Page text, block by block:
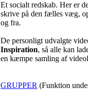
Et socialt redskab. Her er
skrive på den fælles væg,
og fra.
De personligt udvalgte
Inspiration, så alle kan
en kæmpe samling af
GRUPPER (Funktion